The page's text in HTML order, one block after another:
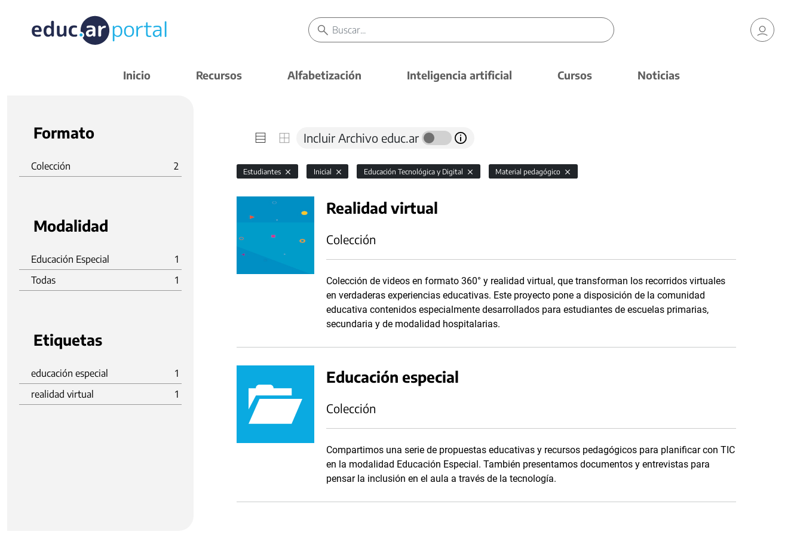
Inicio Recursos Alfabetización Inteligencia artificial Cursos Noticias
Formato
Colección 2
Modalidad
Educación Especial
1
Todas
1
Etiquetas
educación especial
1
realidad virtual
1
Incluir Archivo educ.ar
Estudiantes Inicial Educación Tecnológica y Digital Material pedagógico
Realidad virtual
Colección
Colección de videos en formato 360° y realidad virtual, que transforman los recorridos virtuales
en verdaderas experiencias educativas. Este proyecto pone a disposición de la comunidad
educativa contenidos especialmente desarrollados para estudiantes de escuelas primarias,
secundaria y de modalidad hospitalarias.
Educación especial
Colección
Compartimos una serie de propuestas educativas y recursos pedagógicos para planificar con TIC
en la modalidad Educación Especial. También presentamos documentos y entrevistas para
pensar la inclusión en el aula a través de la tecnología.